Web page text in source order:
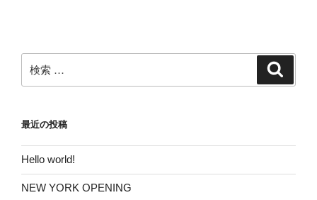
ー
シ
索:
最近の投稿
Hello world!
NEW YORK OPENING